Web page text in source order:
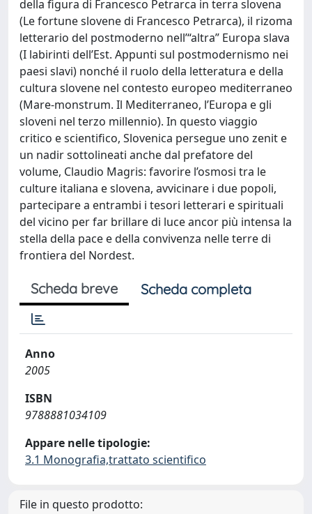
della figura di Francesco Petrarca in terra slovena
(Le fortune slovene di Francesco Petrarca), il rizoma
letterario del postmoderno nell’“altra” Europa slava
(I labirinti dell’Est. Appunti sul postmodernismo nei
paesi slavi) nonché il ruolo della letteratura e della
cultura slovene nel contesto europeo mediterraneo
(Mare-monstrum. Il Mediterraneo, l’Europa e gli
sloveni nel terzo millennio). In questo viaggio
critico e scientifico, Slovenica persegue uno zenit e
un nadir sottolineati anche dal prefatore del
volume, Claudio Magris: favorire l’osmosi tra le
culture italiana e slovena, avvicinare i due popoli,
partecipare a entrambi i tesori letterari e spirituali
del vicino per far brillare di luce ancor più intensa la
stella della pace e della convivenza nelle terre di
frontiera del Nordest.
Scheda breve Scheda completa
Anno
2005
ISBN
9788881034109
Appare nelle tipologie:
3.1 Monografia,trattato scientifico
File in questo prodotto: